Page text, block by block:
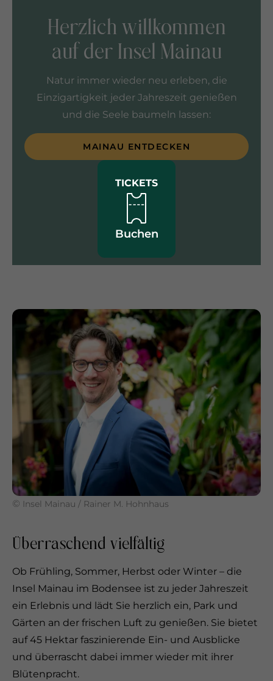
Herzlich willkommen
auf der Insel Mainau
Natur immer wieder neu erleben, die
Einzigartigkeit jeder Jahreszeit genießen
und die Seele baumeln lassen:
MAINAU ENTDECKEN
TICKETS
Buchen
© Insel Mainau / Rainer M. Hohnhaus
Überraschend vielfältig
Ob Frühling, Sommer, Herbst oder Winter – die
Insel Mainau im Bodensee ist zu jeder Jahreszeit
ein Erlebnis und lädt Sie herzlich ein, Park und
Gärten an der frischen Luft zu genießen. Sie bietet
auf 45 Hektar faszinierende Ein- und Ausblicke
und überrascht dabei immer wieder mit ihrer
Blütenpracht.